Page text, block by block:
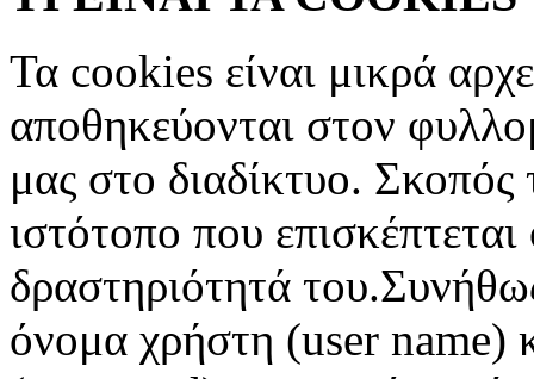
Τα cookies είναι μικρά
αποθηκεύονται στον
μας στο διαδίκτυο. Σκοπός
ιστότοπο που
δραστηριότητά
όνομα χρήστη (user name)